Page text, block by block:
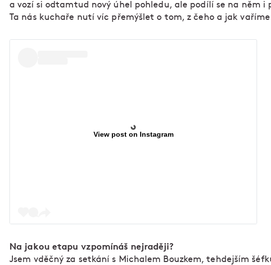
a vozí si odtamtud nový úhel pohledu, ale podílí se na něm i
Ta nás kuchaře nutí víc přemýšlet o tom, z čeho a jak
View post on Instagram
Na jakou etapu vzpomínáš nejraději?
Jsem vděčný za setkání s Michalem Bouzkem, tehdejším